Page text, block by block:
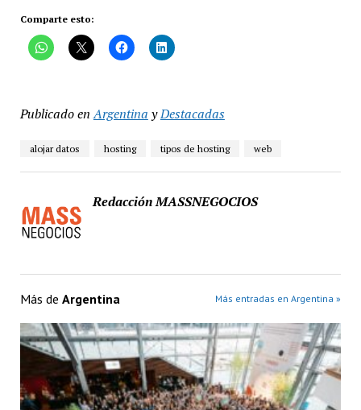
Comparte esto:
Publicado en Argentina yDestacadas
alojar datos hosting tipos de hosting web
Redacción MASSNEGOCIOS
Más de Argentina Más entradas en Argentina »